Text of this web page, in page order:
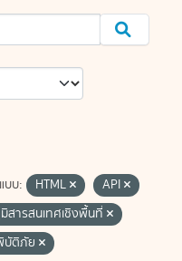
บบ: HTML
API
สารสนเทศเชิงพื้นที่
บัติภัย